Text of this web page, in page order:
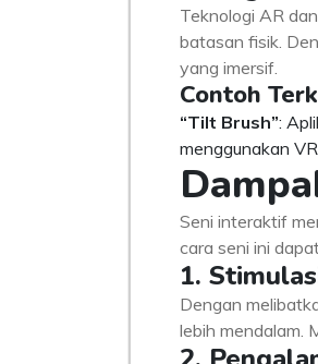
Teknologi AR
batasan fisik.
yang imersif.
Contoh
“Tilt Brush”:
menggunakan
Seni interaktif
cara seni ini
1.
Dengan
lebih mendalam.